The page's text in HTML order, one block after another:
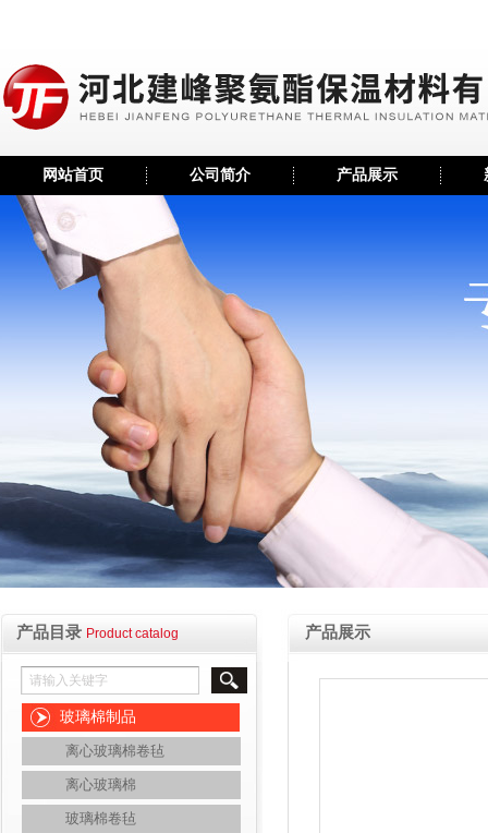
网站首页 公司简介 产品展示
产品目录 Product catalog
玻璃棉制品
离心玻璃棉卷毡
离心玻璃棉
玻璃棉卷毡
产品展示